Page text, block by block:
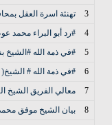
3
تهنئة اسرة العقل
4
#رد أبو البراء محمد
5
#في ذمة الله #الشيخ
6
#في ذمة الله # الشيخ(
7
معالي الفريق الشيخ
8
بيان الشيخ موفق